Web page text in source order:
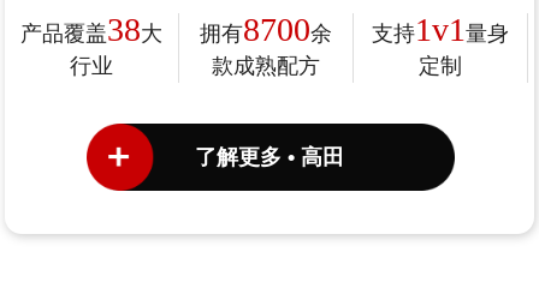
产品覆盖38大
行业
拥有8700余
款成熟配方
支持1v1量身
定制
了解更多 • 高田